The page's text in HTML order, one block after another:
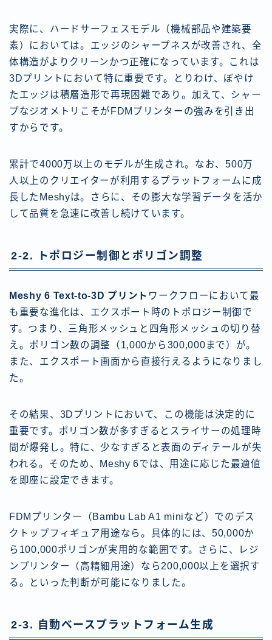
実際に、ハードサーフェスモデル（機械部品や建築要
素）においては。エッジのシャープネスが改善され、全
体構造がよりクリーンかつ正確になっています。これは
3Dプリントにおいて特に重要です。とりわけ、ぼやけ
たエッジは積層造形で再現困難であり。加えて、シャー
プなジオメトリこそがFDMプリンターの強みを引き出
すからです。
累計で4000万以上のモデルが生成され。なお、500万
人以上のクリエイターが利用するプラットフォームに成
長したMeshyは。さらに、その膨大な学習データを活か
して品質を急速に改善し続けています。
2-2. トポロジー制御とポリゴン調整
Meshy 6 Text-to-3D プリント ワークフローにおいて最
も重要な進化は、エクスポート時のトポロジー制御で
す。つまり、三角形メッシュと四角形メッシュの切り替
え。ポリゴン数の調整（1,000から300,000まで）が。
また、エクスポート画面から直接行えるようになりまし
た。
その結果、3Dプリントにおいて、この機能は決定的に
重要です。ポリゴン数が多すぎるとスライサーの処理時
間が爆発し。特に、少なすぎると表面のディテールが失
われる。そのため、Meshy 6では、用途に応じた最適値
を即座に設定できます。
FDMプリンター（Bambu Lab A1 miniなど）でのデス
クトップフィギュア用途なら。具体的には、50,000か
ら100,000ポリゴンが実用的な範囲です。さらに、レジ
ンプリンター（高精細用途）なら200,000以上を選択す
る。といった判断が可能になりました。
2-3. 自動ベースプラットフォーム生成